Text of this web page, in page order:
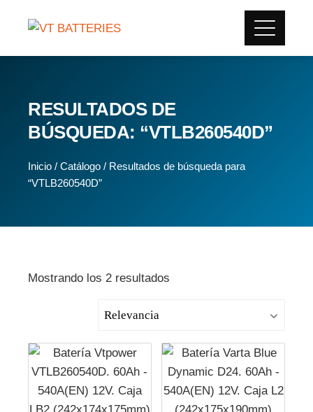
RESULTADOS DE
BÚSQUEDA: “VTLB260540D”
Inicio / Catálogo / Resultados de búsqueda para
“VTLB260540D”
Mostrando los 2 resultados